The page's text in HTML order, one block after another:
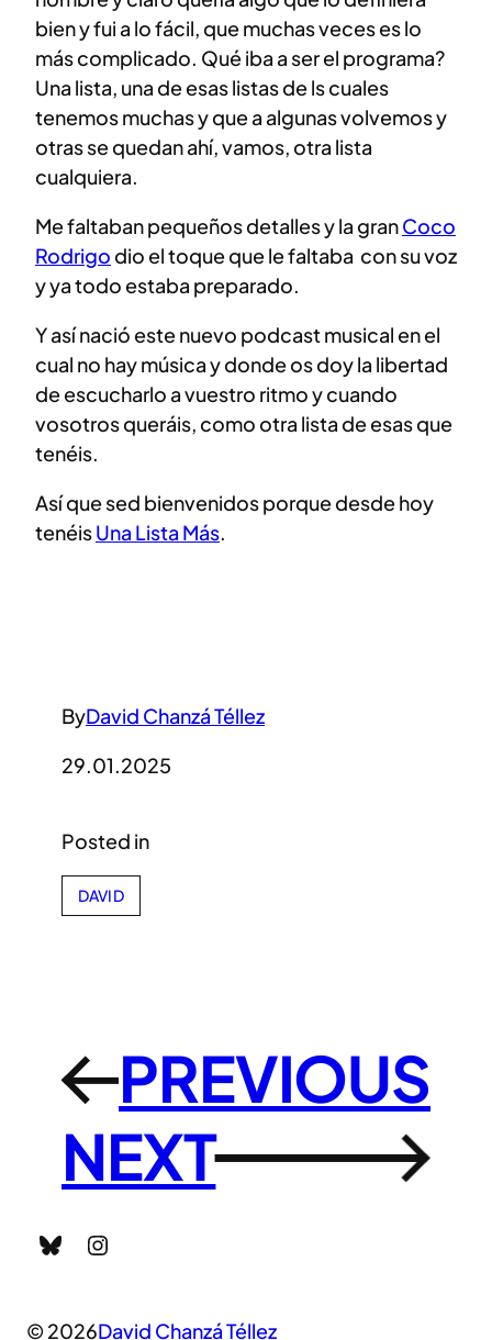
bien y fui a lo fácil, que muchas veces es lo
más complicado. Qué iba a ser el programa?
Una lista, una de esas listas de ls cuales
tenemos muchas y que a algunas volvemos y
otras se quedan ahí, vamos, otra lista
cualquiera.
Me faltaban pequeños detalles y la granCoco
Rodrigo dio el toque que le faltaba con su voz
y ya todo estaba preparado.
Y así nació este nuevo podcast musical en el
cual no hay música y donde os doy la libertad
de escucharlo a vuestro ritmo y cuando
vosotros queráis, como otra lista de esas que
tenéis.
Así que sed bienvenidos porque desde hoy
tenéisUna Lista Más.
ByDavid Chanzá Téllez
29.01.2025
Posted in
DAVID
←PREVIOUS
NEXT
→
Bluesky Instagram
© 2026David Chanzá Téllez